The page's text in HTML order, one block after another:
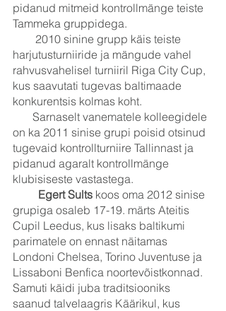
pidanud mitmeid kontrollmänge teiste
Tammeka gruppidega.
harjutusturniiride ja mängude vahel
rahvusvahelisel turniiril Riga City Cup,
kus saavutati tugevas baltimaade
konkurentsis kolmas koht.
on ka 2011 sinise grupi poisid otsinud
tugevaid kontrollturniire Tallinnast ja
pidanud agaralt kontrollmänge
klubisiseste vastastega.
Egert Sults koos oma 2012 sinise
grupiga osaleb 17-19. märts Ateitis
Cupil Leedus, kus lisaks baltikumi
parimatele on ennast näitamas
Londoni Chelsea, Torino Juventuse ja
Lissaboni Benfica noortevõistkonnad.
Samuti käidi juba traditsiooniks
saanud talvelaagris Käärikul, kus